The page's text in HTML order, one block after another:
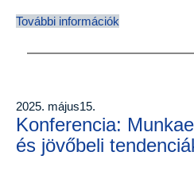
További információk
2025. május15.
Konferencia:
és jövőbeli